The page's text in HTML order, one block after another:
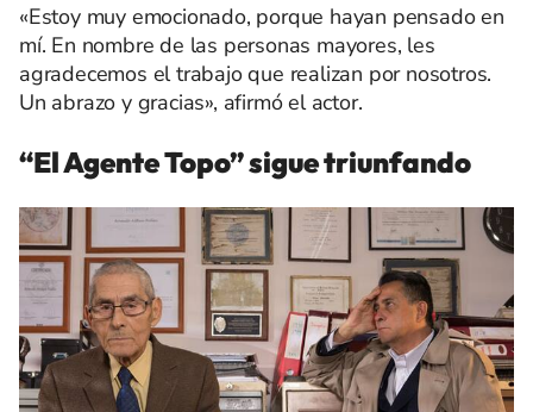
«Estoy muy emocionado, porque hayan pensado en
mí. En nombre de las personas mayores, les
agradecemos el trabajo que realizan por nosotros.
Un abrazo y gracias», afirmó el actor.
“El Agente Topo” sigue triunfando